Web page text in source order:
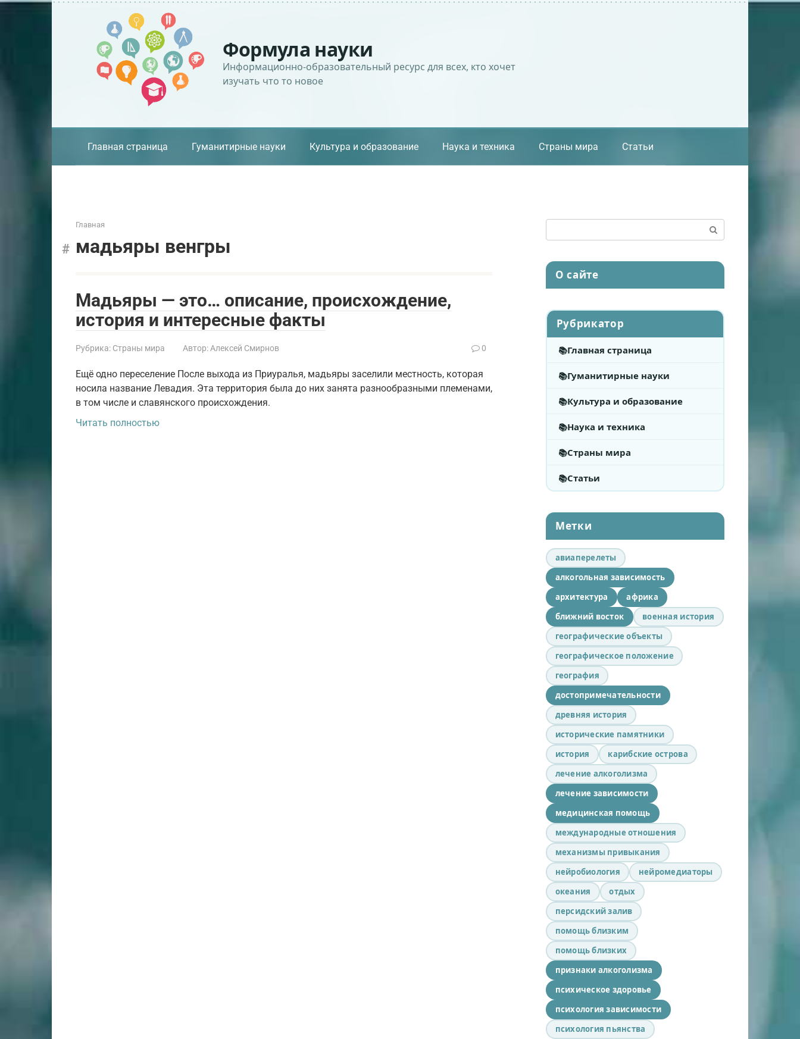
Перейти
Формула науки
Информационно-образовательный ресурс для всех, кто хочет
изучать что то новое
Главная страница Гуманитирные науки Культура и образование Наука и техника Страны мира Статьи
Главная
мадьяры венгры
Мадьяры — это… описание, происхождение,
история и интересные факты
Рубрика: Страны мира Автор: Алексей Смирнов 0
Ещё одно переселение После выхода из Приуралья, мадьяры заселили местность, которая
носила название Левадия. Эта территория была до них занята разнообразными племенами,
в том числе и славянского происхождения.
Читать полностью
О сайте
Рубрикатор
Главная страница
Гуманитирные науки
Культура и образование
Наука и техника
Страны мира
Статьи
Метки
авиаперелеты
алкогольная зависимость
архитектура
африка
ближний восток
военная история
географические объекты
географическое положение
география
достопримечательности
древняя история
исторические памятники
история
карибские острова
лечение алкоголизма
лечение зависимости
медицинская помощь
международные отношения
механизмы привыкания
нейробиология
нейромедиаторы
океания
отдых
персидский залив
помощь близким
помощь близких
признаки алкоголизма
психическое здоровье
психология зависимости
психология пьянства